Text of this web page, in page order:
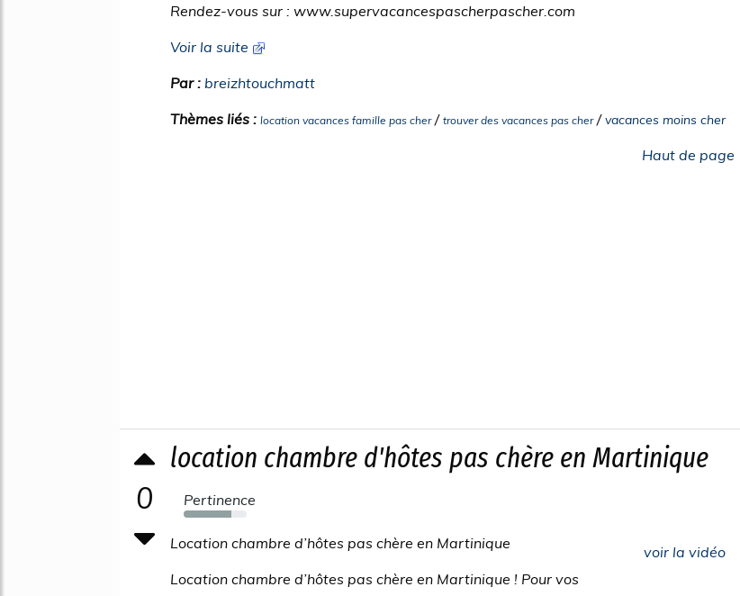
Rendez-vous sur : www.supervacancespascherpascher.com
Voir la suite
Par : breizhtouchmatt
Thèmes liés : location vacances famille pas cher/ trouver des vacances pas cher/vacances moins cher
Haut de page
0
location chambre d'hôtes pas chère en Martinique
Pertinence
76%
voir la vidéo
Location chambre d’hôtes pas chère en Martinique
Location chambre d’hôtes pas chère en Martinique ! Pour vos